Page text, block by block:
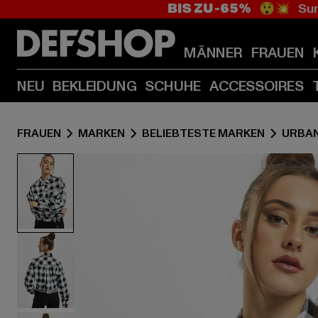
BIS ZU -65% 😲💥
MÄNNER FRAUEN
NEU BEKLEIDUNG SCHUHE ACCESSOIRES
FRAUEN MARKEN BELIEBTESTE MARKEN